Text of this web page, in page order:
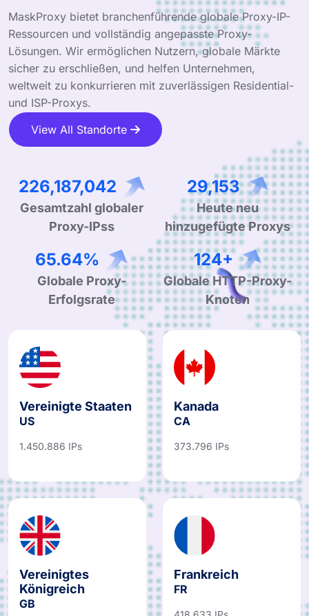
MaskProxy bietet branchenführende globale Proxy-IP-
Ressourcen und vollständig angepasste Proxy-
Lösungen. Wir ermöglichen Nutzern, globale Märkte
sicher zu erschließen, und helfen Unternehmen,
weltweit zu konkurrieren mit zuverlässigen Residential-
und ISP-Proxys.
View All Standorte
337,161,264
Gesamtzahl globaler
Proxy-IPss
43,756
Heute neu
hinzugefügte Proxys
99.90%
Globale Proxy-
Erfolgsrate
190+
Globale HTTP-Proxy-
Knoten
Vereinigte Staaten
US
1.450.886 IPs
Kanada
CA
373.796 IPs
Vereinigtes
Königreich
GB
Frankreich
FR
418.633 IPs